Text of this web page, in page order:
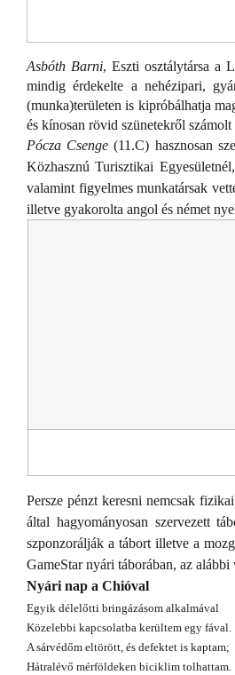
Asbóth Barni, Eszti osztálytársa a
mindig érdekelte a nehézipari,
(munka)területen is kipróbálhatja
és kínosan rövid szünetekről számolt
Pócza Csenge (11.C) hasznosan
Közhasznú Turisztikai
valamint figyelmes munkatársak
illetve gyakorolta angol és német
Persze pénzt keresni nemcsak
által hagyományosan szervezett
szponzorálják a tábort illetve a
GameStar nyári táborában, az
Nyári nap a Chióval
Egyik délelőtti bringázásom alkalmával
Közelebbi kapcsolatba kerültem egy fával.
A sárvédőm eltörött, és defektet is kaptam;
Hátralévő mérföldeken biciklim tolhattam.